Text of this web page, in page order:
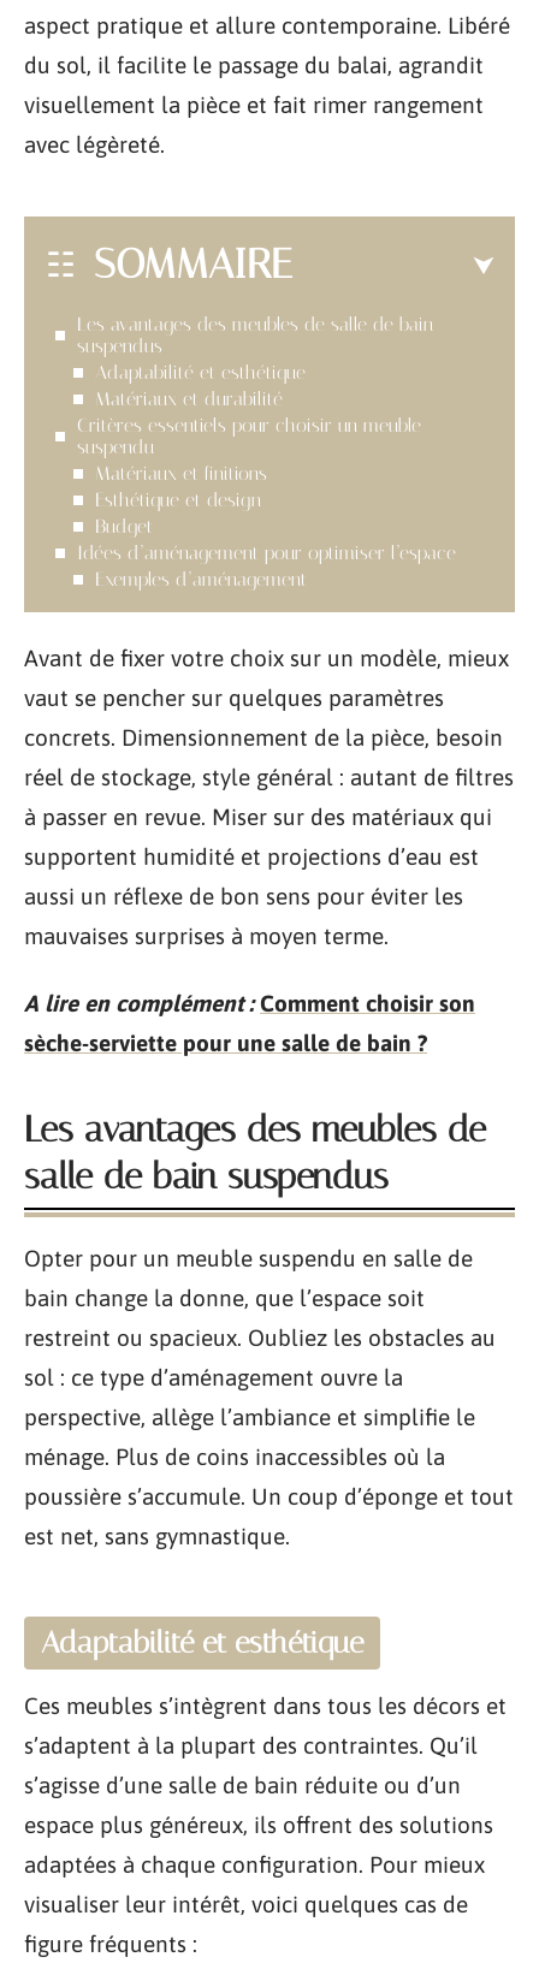
aspect pratique et allure contemporaine. Libéré
du sol, il facilite le passage du balai, agrandit
visuellement la pièce et fait rimer rangement
avec légèreté.
SOMMAIRE
Les avantages des meubles de salle de bain
suspendus
Adaptabilité et esthétique
Matériaux et durabilité
Critères essentiels pour choisir un meuble
suspendu
Matériaux et finitions
Esthétique et design
Budget
Idées d’aménagement pour optimiser l’espace
Exemples d’aménagement
Avant de fixer votre choix sur un modèle, mieux
vaut se pencher sur quelques paramètres
concrets. Dimensionnement de la pièce, besoin
réel de stockage, style général : autant de filtres
à passer en revue. Miser sur des matériaux qui
supportent humidité et projections d’eau est
aussi un réflexe de bon sens pour éviter les
mauvaises surprises à moyen terme.
A lire en complément : Comment choisir son
sèche-serviette pour une salle de bain ?
Les avantages des meubles de
salle de bain suspendus
Opter pour un meuble suspendu en salle de
bain change la donne, que l’espace soit
restreint ou spacieux. Oubliez les obstacles au
sol : ce type d’aménagement ouvre la
perspective, allège l’ambiance et simplifie le
ménage. Plus de coins inaccessibles où la
poussière s’accumule. Un coup d’éponge et tout
est net, sans gymnastique.
Adaptabilité et esthétique
Ces meubles s’intègrent dans tous les décors et
s’adaptent à la plupart des contraintes. Qu’il
s’agisse d’une salle de bain réduite ou d’un
espace plus généreux, ils offrent des solutions
adaptées à chaque configuration. Pour mieux
visualiser leur intérêt, voici quelques cas de
figure fréquents :